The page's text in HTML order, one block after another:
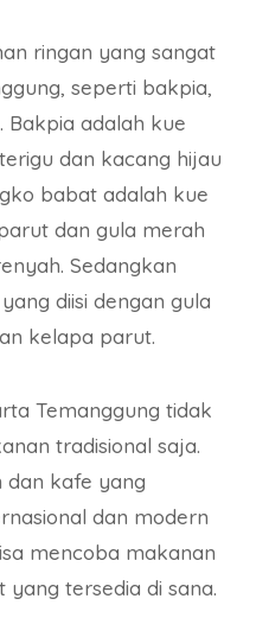
ringan yang sangat
seperti bakpia,
Bakpia adalah kue
dan kacang hijau
babat adalah kue
dan gula merah
Sedangkan
diisi dengan gula
kelapa parut.
Temanggung tidak
tradisional saja.
dan kafe yang
dan modern
mencoba makanan
tersedia di sana.